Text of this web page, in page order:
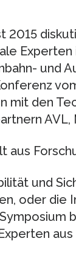
2015
und
mit den
AVL,
aus
und
oder die